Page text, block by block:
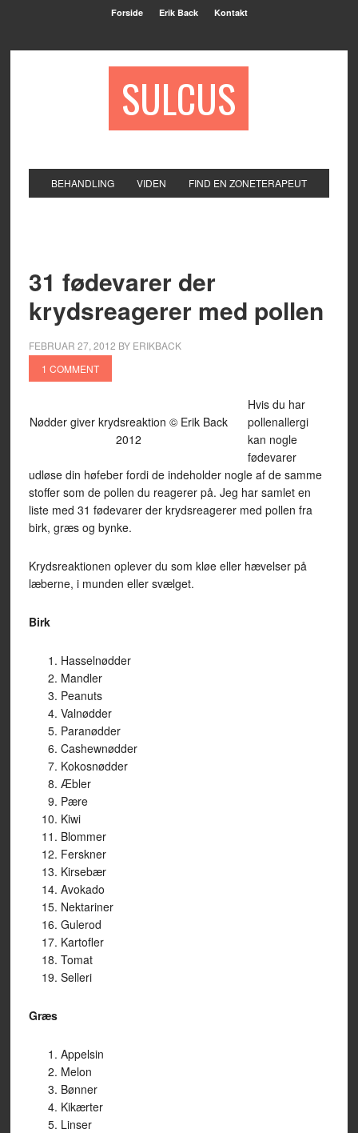
Forside Erik Back Kontakt
SULCUS
BEHANDLING VIDEN FIND EN ZONETERAPEUT
31 fødevarer der
krydsreagerer med pollen
FEBRUAR 27, 2012 BY ERIKBACK
1 COMMENT
Nødder giver krydsreaktion © Erik Back
2012
Hvis du har
pollenallergi
kan nogle
fødevarer
udløse din høfeber fordi de indeholder nogle af de samme
stoffer som de pollen du reagerer på. Jeg har samlet en
liste med 31 fødevarer der krydsreagerer med pollen fra
birk, græs og bynke.
Krydsreaktionen oplever du som kløe eller hævelser på
læberne, i munden eller svælget.
Birk
Hasselnødder
Mandler
Peanuts
Valnødder
Paranødder
Cashewnødder
Kokosnødder
Æbler
Pære
Kiwi
Blommer
Ferskner
Kirsebær
Avokado
Nektariner
Gulerod
Kartofler
Tomat
Selleri
Græs
Appelsin
Melon
Bønner
Kikærter
Linser